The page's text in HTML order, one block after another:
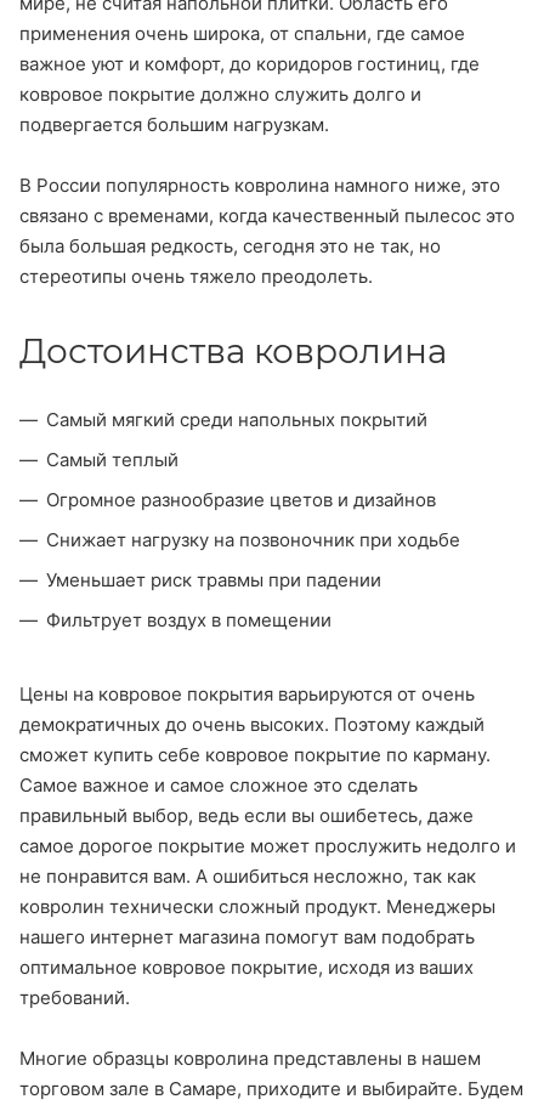
применения очень широка, от спальни, где самое
важное уют и комфорт, до коридоров гостиниц, где
ковровое покрытие должно служить долго и
подвергается большим нагрузкам.
В России популярность ковролина намного ниже, это
связано с временами, когда качественный пылесос это
была большая редкость, сегодня это не так, но
стереотипы очень тяжело преодолеть.
Достоинства ковролина
Самый мягкий среди напольных покрытий
Самый теплый
Огромное разнообразие цветов и дизайнов
Снижает нагрузку на позвоночник при ходьбе
Уменьшает риск травмы при падении
Фильтрует воздух в помещении
Цены на ковровое покрытия варьируются от очень
демократичных до очень высоких. Поэтому каждый
сможет купить себе ковровое покрытие по карману.
Самое важное и самое сложное это сделать
правильный выбор, ведь если вы ошибетесь, даже
самое дорогое покрытие может прослужить недолго и
не понравится вам. А ошибиться несложно, так как
ковролин технически сложный продукт. Менеджеры
нашего интернет магазина помогут вам подобрать
оптимальное ковровое покрытие, исходя из ваших
требований.
Многие образцы ковролина представлены в нашем
торговом зале в Самаре, приходите и выбирайте. Будем